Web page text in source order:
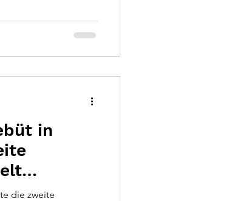
das dem Team
in
die zweite